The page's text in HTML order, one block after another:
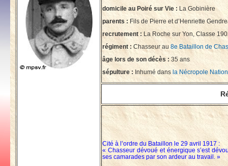
domicile au Poiré sur Vie : La Gobinière
parents :Fils de Pierre et d’Henriette
recrutement :La Roche sur Yon, Classe
régiment :Chasseur au8e Bataillon de
âge lors de son décès :35 ans
sépulture : Inhumé dans la Nécropole
Cité à l’ordre du Bataillon le 29 avril 1917 :
« Chasseur dévoué et énergique s’est
ses camarades par son ardeur au travail. »